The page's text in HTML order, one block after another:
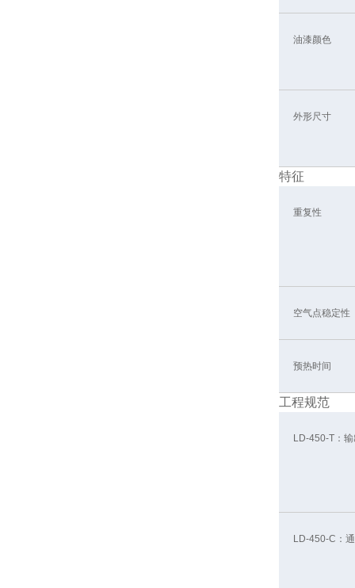
油漆颜色
外形尺寸
特征
重复性
空气点稳定性
预热时间
工程规范
LD-450-T：
LD-450-C：